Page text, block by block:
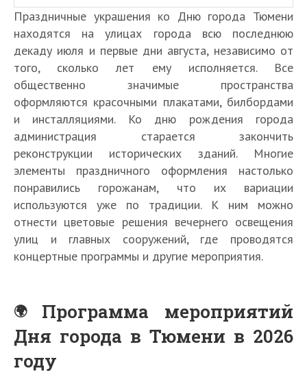
Праздничные украшения ко Дню города Тюмени
находятся на улицах города всю последнюю
декаду июля и первые дни августа, независимо от
того, сколько лет ему исполняется. Все
общественно значимые пространства
оформляются красочными плакатами, билбордами
и инсталляциями. Ко дню рождения города
администрация старается закончить
реконструкции исторических зданий. Многие
элементы праздничного оформления настолько
понравились горожанам, что их вариации
используются уже по традиции. К ним можно
отнести цветовые решения вечернего освещения
улиц и главных сооружений, где проводятся
концертные программы и другие мероприятия.
Программа мероприятий
Дня города в Тюмени в 2026
году